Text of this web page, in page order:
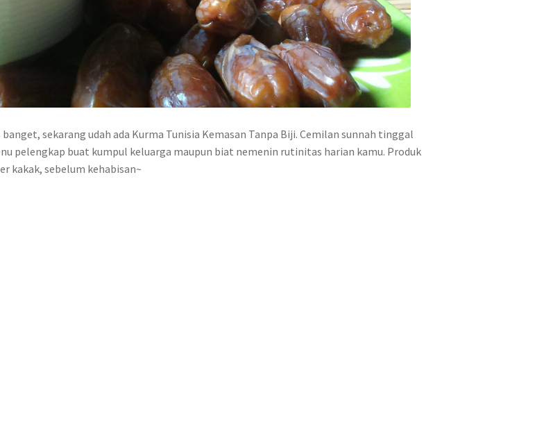
sekarang udah ada Kurma Tunisia Kemasan Tanpa Biji. Cemilan sunnah tinggal
pelengkap buat kumpul keluarga maupun biat nemenin rutinitas harian kamu. Produk
kakak, sebelum kehabisan~